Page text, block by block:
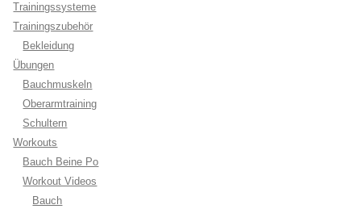
Trainingssysteme
Trainingszubehör
Bekleidung
Übungen
Bauchmuskeln
Oberarmtraining
Schultern
Workouts
Bauch Beine Po
Workout Videos
Bauch